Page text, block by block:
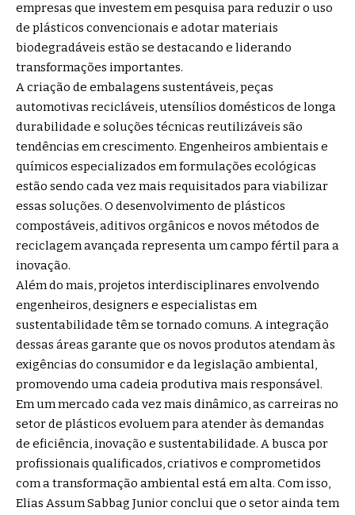
empresas que investem em pesquisa para reduzir o uso
de plásticos convencionais e adotar materiais
biodegradáveis estão se destacando e liderando
transformações importantes.
A criação de embalagens sustentáveis, peças
automotivas recicláveis, utensílios domésticos de longa
durabilidade e soluções técnicas reutilizáveis são
tendências em crescimento. Engenheiros ambientais e
químicos especializados em formulações ecológicas
estão sendo cada vez mais requisitados para viabilizar
essas soluções. O desenvolvimento de plásticos
compostáveis, aditivos orgânicos e novos métodos de
reciclagem avançada representa um campo fértil para a
inovação.
Além do mais, projetos interdisciplinares envolvendo
engenheiros, designers e especialistas em
sustentabilidade têm se tornado comuns. A integração
dessas áreas garante que os novos produtos atendam às
exigências do consumidor e da legislação ambiental,
promovendo uma cadeia produtiva mais responsável.
Em um mercado cada vez mais dinâmico, as carreiras no
setor de plásticos evoluem para atender às demandas
de eficiência, inovação e sustentabilidade. A busca por
profissionais qualificados, criativos e comprometidos
com a transformação ambiental está em alta. Com isso,
Elias Assum Sabbag Junior conclui que o setor ainda tem